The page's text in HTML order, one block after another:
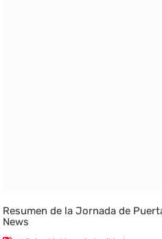
Resumen de la Jornada de
News